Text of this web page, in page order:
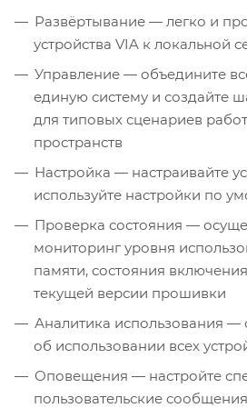
Развёртывание — легко и
устройства VIA к локальной
Управление — объедините
единую систему и создайте
для типовых сценариев
пространств
Настройка — настраивайте
используйте настройки по
Проверка состояния —
мониторинг уровня
памяти, состояния
текущей версии прошивки
Аналитика использования —
об использовании всех
Оповещения — настройте
пользовательские